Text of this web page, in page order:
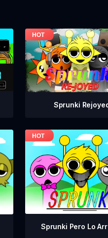
Sprunki
Sprunki Pero Lo